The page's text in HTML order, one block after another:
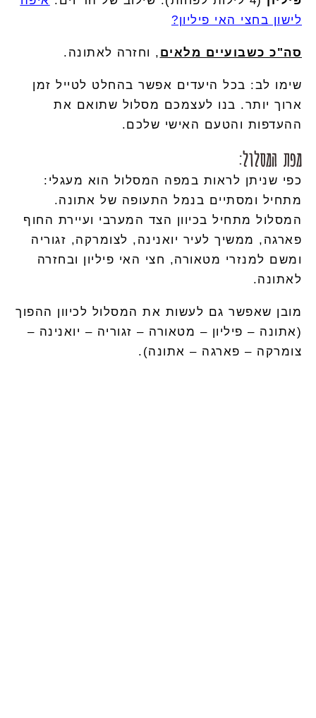
לישון בחצי האי פיליון?
סה"כ כשבועיים מלאים , וחזרה לאתונה.
שימו לב: בכל היעדים אפשר בהחלט לטייל זמן
ארוך יותר. בנו לעצמכם מסלול שתואם את
ההעדפות והטעם האישי שלכם.
מפת המסלול:
כפי שניתן לראות במפה המסלול הוא מעגלי:
מתחיל ומסתיים בנמל התעופה של אתונה.
המסלול מתחיל בכיוון הצד המערבי ועיירת החוף
פארגה, ממשיך לעיר יואנינה, לצומרקה, זגוריה
ומשם למנזרי מטאורה, חצי האי פיליון ובחזרה
לאתונה.
מובן שאפשר גם לעשות את המסלול לכיוון ההפוך
(אתונה – פיליון – מטאורה – זגוריה – יואנינה –
צומרקה – פארגה – אתונה).